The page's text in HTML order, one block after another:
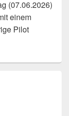
(07.06.2026)
einem
Pilot